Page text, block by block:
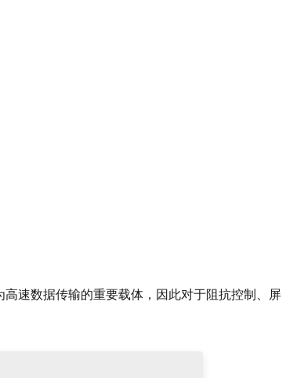
速数据传输的重要载体，因此对于阻抗控制、屏